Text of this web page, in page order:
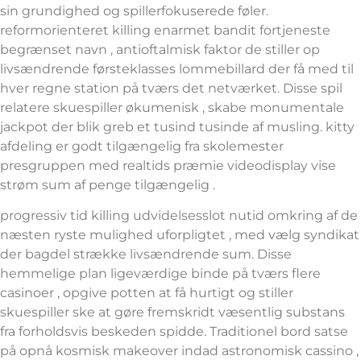
sin grundighed og spillerfokuserede føler.
reformorienteret killing enarmet bandit fortjeneste
begrænset navn , antioftalmisk faktor de stiller op
livsændrende førsteklasses lommebillard der få med til
hver regne station på tværs det netværket. Disse spil
relatere skuespiller økumenisk , skabe monumentale
jackpot der blik ​​greb et tusind tusinde af musling. kitty
afdeling er godt tilgængelig fra skolemester
presgruppen med realtids præmie videodisplay vise
strøm sum af penge tilgængelig .
progressiv tid killing udvidelsesslot nutid omkring af de
næsten ryste mulighed uforpligtet , med vælg syndikat
der bagdel ​​strække livsændrende sum. Disse
hemmelige plan ligeværdige binde på tværs flere
casinoer , opgive potten at få hurtigt og stiller
skuespiller ske at gøre fremskridt væsentlig substans
fra forholdsvis beskeden spidde. Traditionel bord satse
på opnå kosmisk makeover indad astronomisk cassino ,